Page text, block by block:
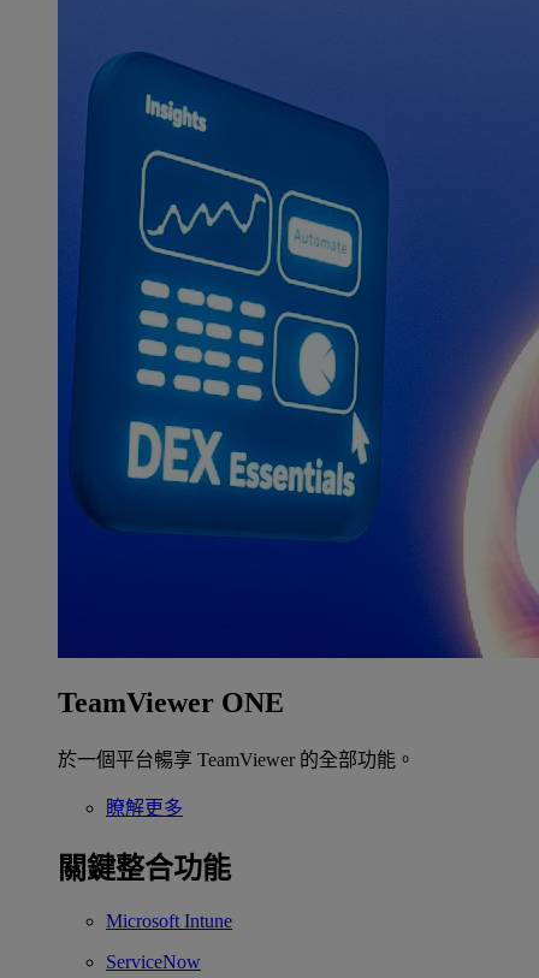
TeamViewer ONE
於一個平台暢享 TeamViewer 的全部功能。
瞭解更多
關鍵整合功能
Microsoft Intune
ServiceNow